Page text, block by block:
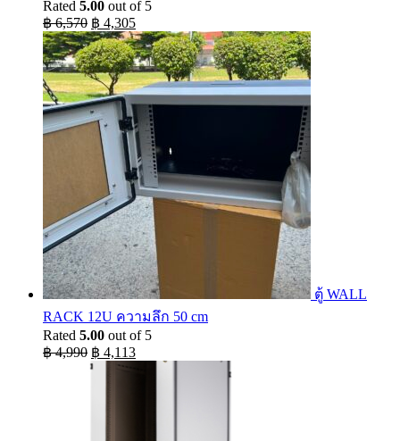
Rated 5.00 out of 5
฿6,570 Original
price
was:
฿ 6,570.
฿ 4,305Current
price
is:
฿ 4,305.
ตู้ WALL
RACK 12U ความลึก 50 cm
Rated 5.00 out of 5
฿4,990 Original
price
฿ 4,113Current